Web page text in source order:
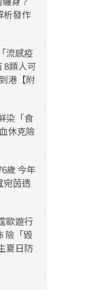
析發作
流感疫
8類人可
港【附
染「食
休克險
歲 今年
宛茵透
歐遊行
險「毀
夏日防